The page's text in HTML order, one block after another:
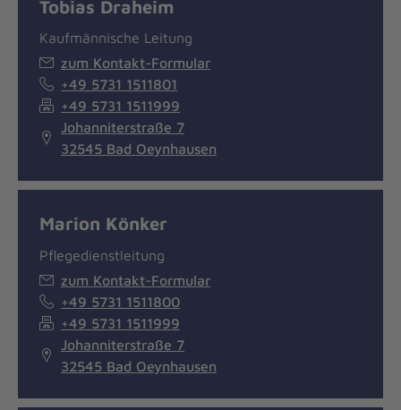
Tobias Draheim
Kaufmännische Leitung
zum Kontakt-Formular
+49 5731 1511801
+49 5731 1511999
Johanniterstraße 7
32545 Bad Oeynhausen
Marion Könker
Pflegedienstleitung
zum Kontakt-Formular
+49 5731 1511800
+49 5731 1511999
Johanniterstraße 7
32545 Bad Oeynhausen